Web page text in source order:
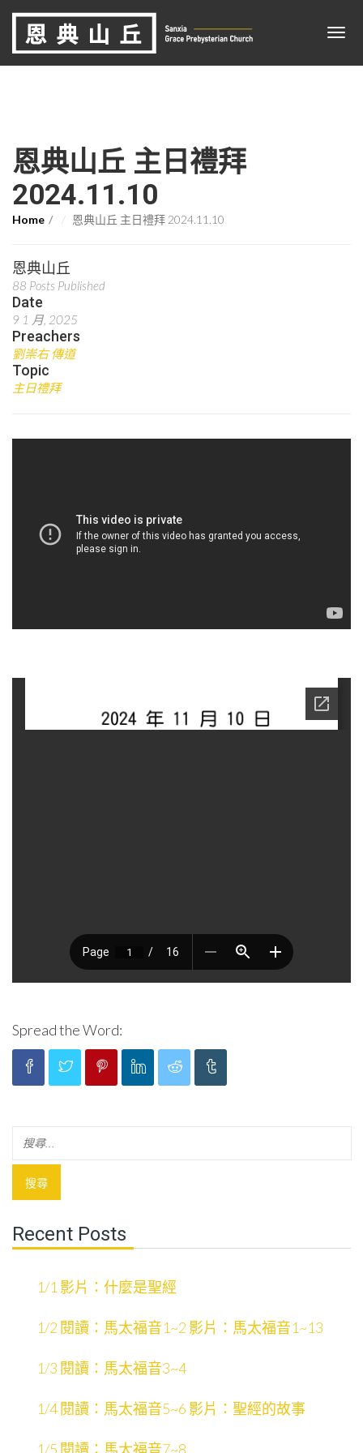
恩典山丘 主日禮拜
2024.11.10
Home 恩典山丘 主日禮拜 2024.11.10
恩典山丘
88 Posts Published
Date
9 1 月, 2025
Preachers
劉崇右 傳道
Topic
主日禮拜
Spread the Word:
Recent Posts
1/1 影片：什麼是聖經
1/2 閱讀：馬太福音1~2 影片：馬太福音1~13
1/3 閱讀：馬太福音3~4
1/4 閱讀：馬太福音5~6 影片：聖經的故事
1/5 閱讀：馬太福音7~8